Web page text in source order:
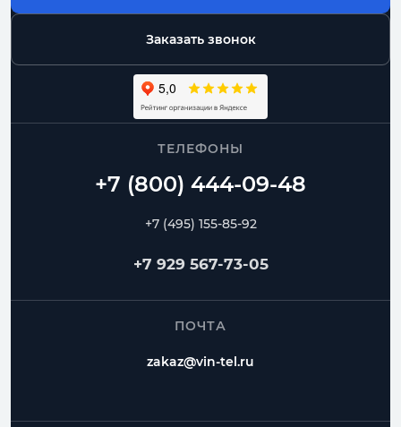
Заказать звонок
ТЕЛЕФОНЫ
+7 (495) 155-85-92
+7 929 567-73-05
ПОЧТА
zakaz@vin-tel.ru